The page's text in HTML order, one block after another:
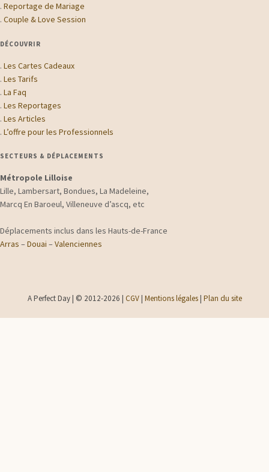
.Reportage de Mariage
.Couple & Love Session
DÉCOUVRIR
.Les Cartes Cadeaux
.Les Tarifs
.La Faq
.Les Reportages
.Les Articles
.L’offre pour les Professionnels
SECTEURS & DÉPLACEMENTS
Métropole Lilloise
Lille, Lambersart, Bondues, La Madeleine,
Marcq En Baroeul, Villeneuve d’ascq, etc
Déplacements inclus dans les Hauts-de-France
Arras –Douai –Valenciennes
A Perfect Day | © 2012-2026 | CGV| Mentions légales| Plan du site